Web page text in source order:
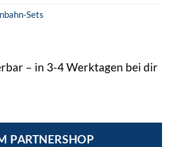
– in 3-4 Werktagen bei dir
PARTNERSHOP
Sets